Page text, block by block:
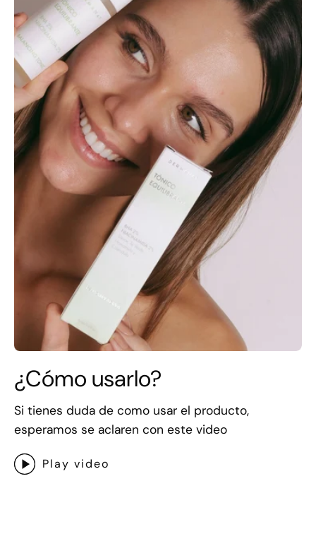
¿Cómo usarlo?
Si tienes duda de como usar el producto,
esperamos se aclaren con este video
Play video